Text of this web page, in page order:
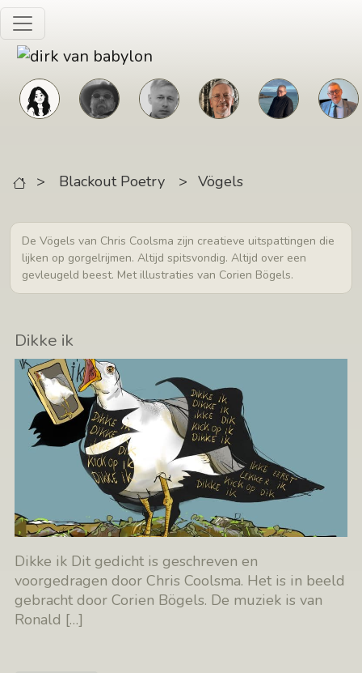
Skip to main content
> Blackout Poetry > Vögels
De Vögels van Chris Coolsma zijn creatieve uitspattingen die
lijken op gorgelrijmen. Altijd spitsvondig. Altijd over een
gevleugeld beest. Met illustraties van Corien Bögels.
Dikke ik
Dikke ik Dit gedicht is geschreven en
voorgedragen door Chris Coolsma. Het is in beeld
gebracht door Corien Bögels. De muziek is van
Ronald […]